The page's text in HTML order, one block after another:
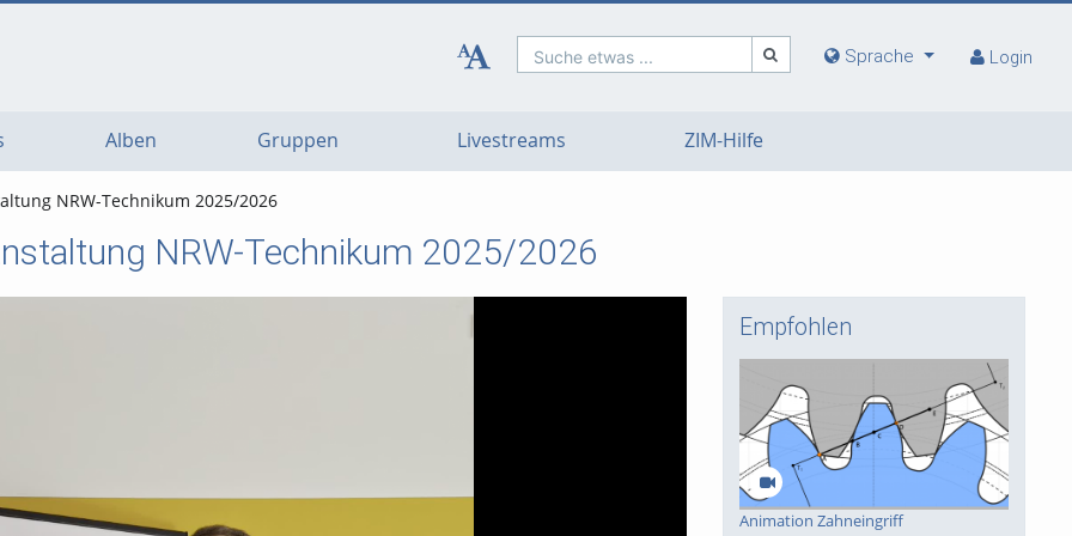
Suche etwas ... Sprache Login
Alben Gruppen Livestreams ZIM-Hilfe
NRW-Technikum 2025/2026
NRW-Technikum 2025/2026
Empfohlen
Animation Zahneingriff